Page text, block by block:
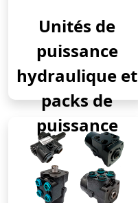
Unités de
puissance
hydraulique et
packs de
puissance